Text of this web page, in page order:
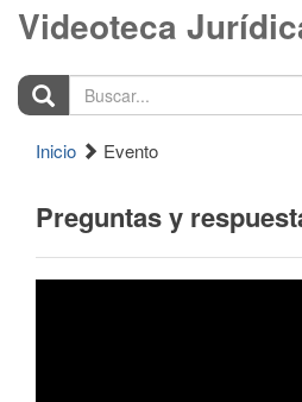
Videoteca
Buscar...
Inicio Evento
Preguntas y